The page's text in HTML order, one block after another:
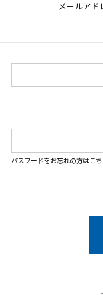
メールアド
パスワードをお忘れの方はこち